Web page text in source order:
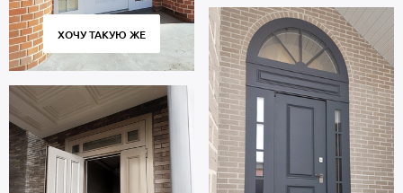
ХОЧУ ТАКУЮ ЖЕ